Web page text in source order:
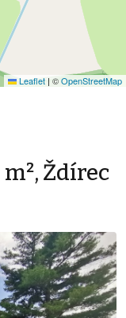
Leaflet | ©OpenStreetMap
Ždírec